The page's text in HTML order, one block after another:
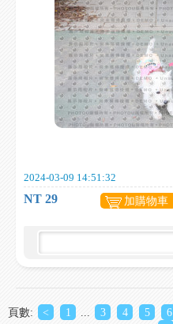
2024-03-09 14:51:32
NT 29 加購物車
頁數: < 1 3 4 5 6